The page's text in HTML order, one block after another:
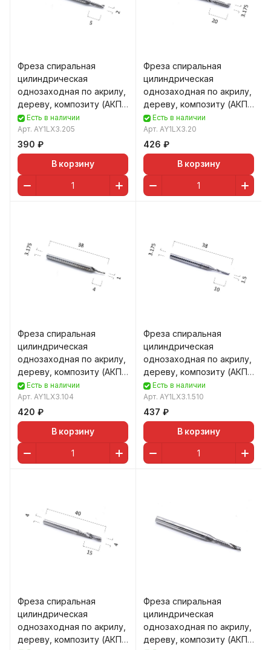
Фреза спиральная
цилиндрическая
однозаходная по акрилу,
дереву, композиту (АКП)
DJTOL AY1LX3.205
Есть в наличии
Арт. AY1LX3.205
390 ₽
В корзину
Фреза спиральная
цилиндрическая
однозаходная по акрилу,
дереву, композиту (АКП)
DJTOL AY1LX3.20
Есть в наличии
Арт. AY1LX3.20
426 ₽
В корзину
Фреза спиральная
цилиндрическая
однозаходная по акрилу,
дереву, композиту (АКП)
DJTOL AY1LX3.104
Есть в наличии
Арт. AY1LX3.104
420 ₽
В корзину
Фреза спиральная
цилиндрическая
однозаходная по акрилу,
дереву, композиту (АКП)
DJTOL AY1LX3.1.510
Есть в наличии
Арт. AY1LX3.1.510
437 ₽
В корзину
Фреза спиральная
цилиндрическая
однозаходная по акрилу,
дереву, композиту (АКП)
Фреза спиральная
цилиндрическая
однозаходная по акрилу,
дереву, композиту (АКП)